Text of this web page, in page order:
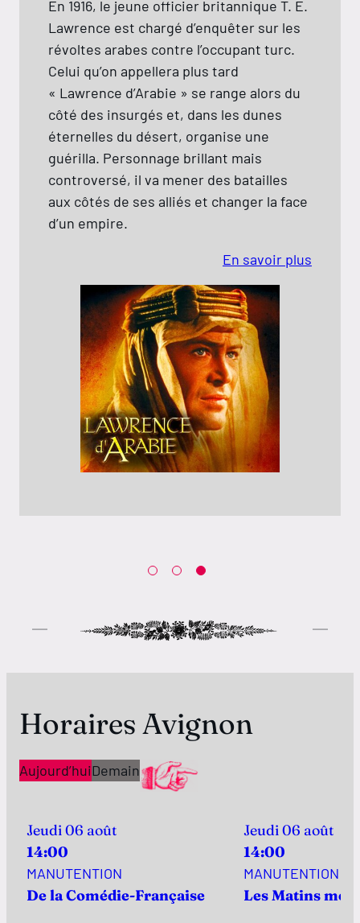
2 avant-premières !
3 ans / Tarif unique 5 euros
et Momo
Rigolo
& Petit-Point
à l'envers
Crocodile
Air de Famille
dans l'Espace
et les Toubleus
En 1916, le
Lawrence
révoltes
« Lawrence
côté des
controversé,
aux côtés
Horaires Avignon
Aujourd’huiDemain
Jeudi 06 août
14:00
MANUTENTION
De la Comédie-Française
Jeudi 06 août
14:00
MANUTENTION
Les Matins